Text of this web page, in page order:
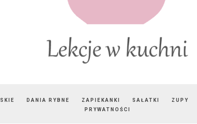
DANIA RYBNE ZAPIEKANKI SAŁATKI ZUPY
PRYWATNOŚCI